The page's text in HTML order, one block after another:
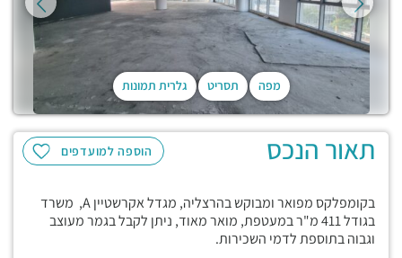
מפה תסריט גלרית תמונות
הוספה למועדפים תאור הנכס
בקומפלקס מפואר ומבוקש בהרצליה, מגדל אקרשטיין A, משרד
בגודל 411 מ"ר במעטפת, מואר מאוד, ניתן לקבל בגמר מעוצב
וגבוה בתוספת לדמי השכירות.